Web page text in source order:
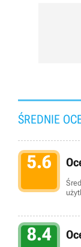
ŚREDNIE
5.6
8.4